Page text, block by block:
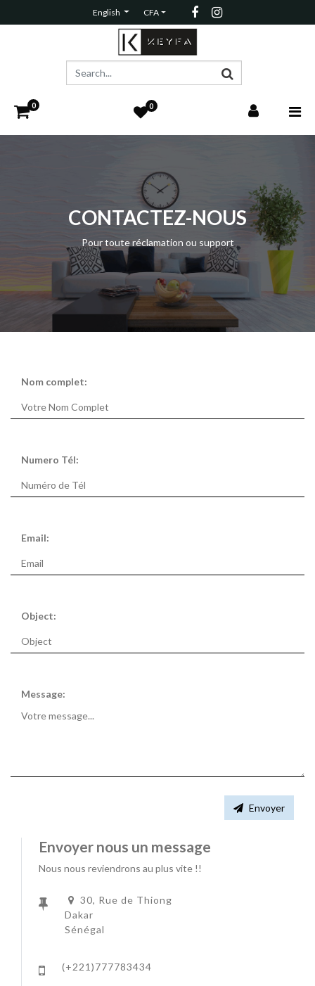
English CFA
0 0
CONTACTEZ-NOUS
Pour toute réclamation ou support
Nom complet:
Numero Tél:
Email:
Object:
Message:
Envoyer
Envoyer nous un message
Nous nous reviendrons au plus vite !!
30, Rue de Thiong
Dakar
Sénégal
(+221)777783434